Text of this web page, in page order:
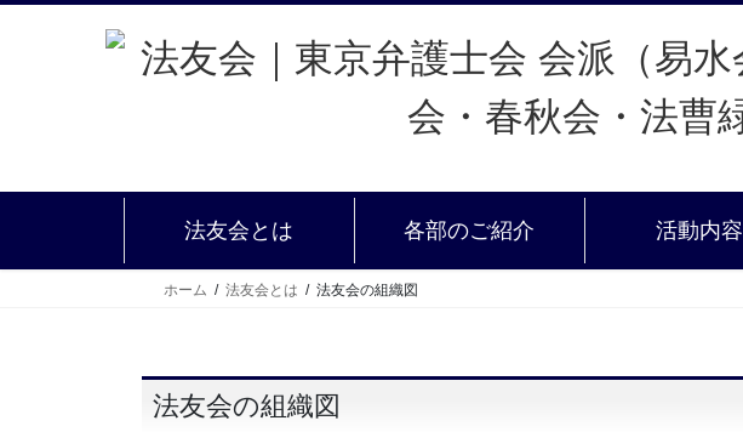
法友会とは 各部のご紹介 活動内容
ホーム 法友会とは 法友会の組織図
法友会の組織図